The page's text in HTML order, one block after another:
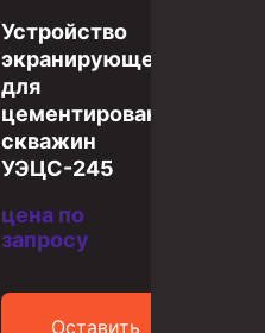
Устройство
экранирующее
для
цементирования
скважин
УЭЦС-245
цена по
запросу
Оставить